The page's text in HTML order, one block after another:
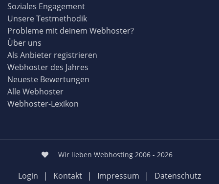
Soziales Engagement
Unsere Testmethodik
Probleme mit deinem Webhoster?
Über uns
Als Anbieter registrieren
Webhoster des Jahres
Neueste Bewertungen
Alle Webhoster
Webhoster-Lexikon
Wir lieben Webhosting 2006 - 2026
Login | Kontakt | Impressum |
Datenschutz